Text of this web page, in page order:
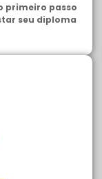
primeiro passo
seu diploma